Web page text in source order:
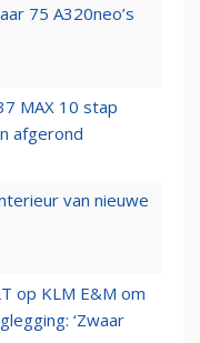
75 A320neo’s
MAX 10 stap
afgerond
van nieuwe
op KLM E&M om
‘Zwaar